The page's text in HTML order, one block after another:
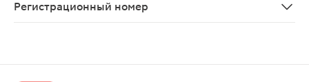
Регистрационный номер